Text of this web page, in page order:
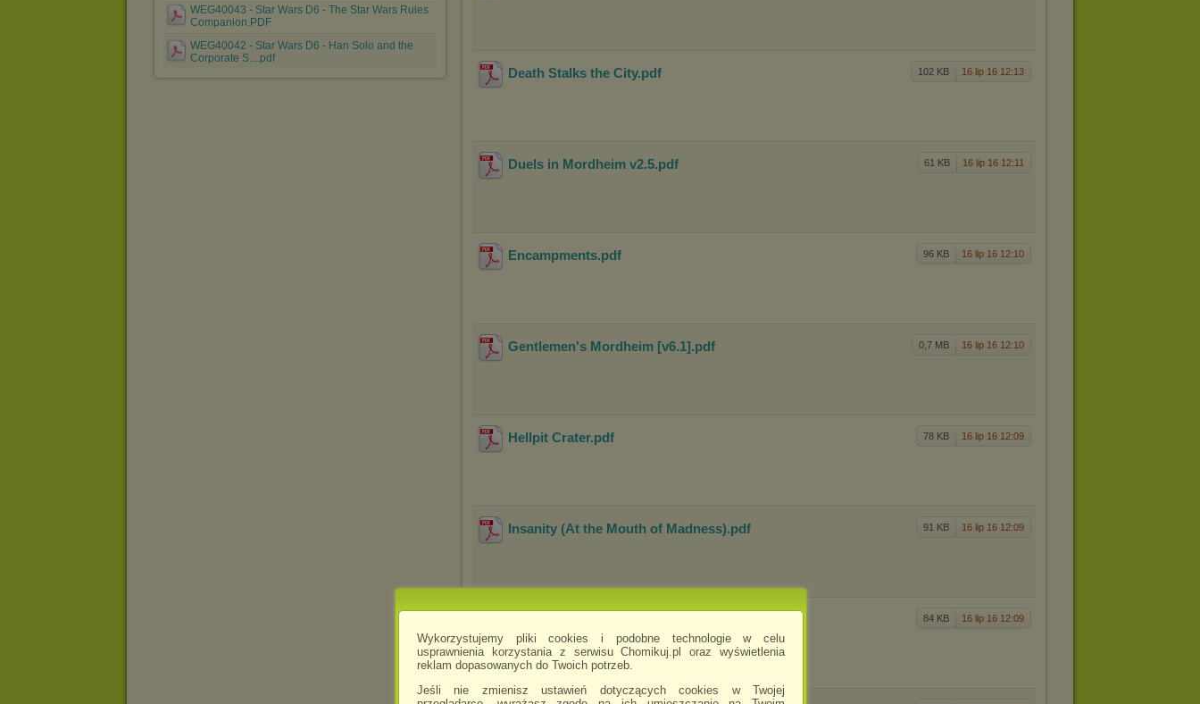
Wykorzystujemy pliki cookies i podobne technologie w celu
usprawnienia korzystania z serwisu Chomikuj.pl oraz wyświetlenia
reklam dopasowanych do Twoich potrzeb.
Jeśli nie zmienisz ustawień dotyczących cookies w Twojej
WEG40043 - Star Wars D6 - The Star Wars Rules
Companion.PDF
WEG40042 - Star Wars D6 - Han Solo and the
Corporate S....pdf
102 KB 16 lip 16 12:13
Death Stalks the City.pdf
61 KB 16 lip 16 12:11
Duels in Mordheim v2.5.pdf
96 KB 16 lip 16 12:10
Encampments.pdf
0,7 MB 16 lip 16 12:10
Gentlemen's Mordheim [v6.1] .pdf
78 KB 16 lip 16 12:09
Hellpit Crater.pdf
91 KB 16 lip 16 12:09
Insanity (At the Mouth of Madness).pdf
84 KB 16 lip 16 12:09